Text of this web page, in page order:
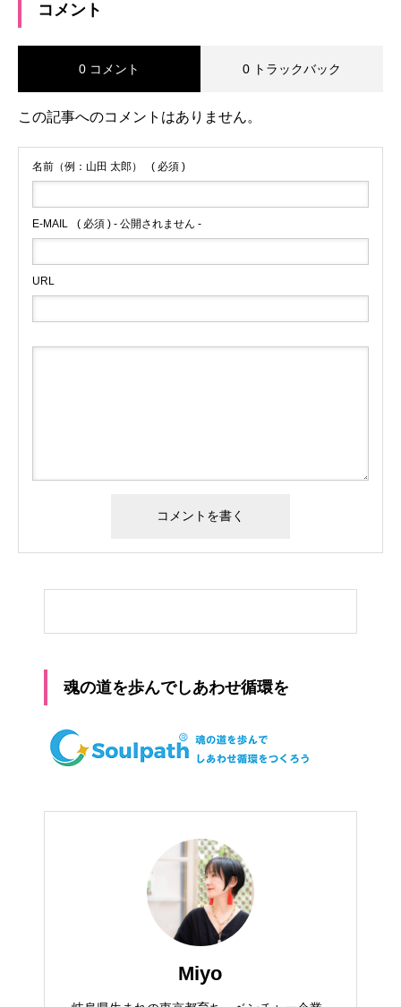
コメント
0 コメント 0 トラックバック
この記事へのコメントはありません。
名前（例：山田 太郎） ( 必須 )
E-MAIL ( 必須 ) - 公開されません -
URL
魂の道を歩んでしあわせ循環を
Miyo